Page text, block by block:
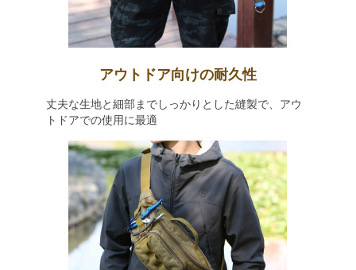
アウトドア向けの耐久性
丈夫な生地と細部までしっかりとした縫製で、アウ
トドアでの使用に最適